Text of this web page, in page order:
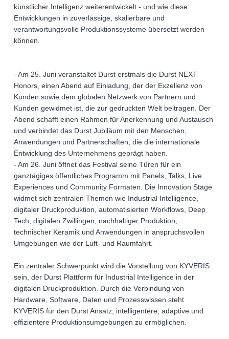
künstlicher Intelligenz weiterentwickelt - und wie diese
Entwicklungen in zuverlässige, skalierbare und
verantwortungsvolle Produktionssysteme übersetzt werden
können.
- Am 25. Juni veranstaltet Durst erstmals die Durst NEXT
Honors, einen Abend auf Einladung, der der Exzellenz von
Kunden sowie dem globalen Netzwerk von Partnern und
Kunden gewidmet ist, die zur gedruckten Welt beitragen. Der
Abend schafft einen Rahmen für Anerkennung und Austausch
und verbindet das Durst Jubiläum mit den Menschen,
Anwendungen und Partnerschaften, die die internationale
Entwicklung des Unternehmens geprägt haben.
- Am 26. Juni öffnet das Festival seine Türen für ein
ganztägiges öffentliches Programm mit Panels, Talks, Live
Experiences und Community Formaten. Die Innovation Stage
widmet sich zentralen Themen wie Industrial Intelligence,
digitaler Druckproduktion, automatisierten Workflows, Deep
Tech, digitalen Zwillingen, nachhaltiger Produktion,
technischer Keramik und Anwendungen in anspruchsvollen
Umgebungen wie der Luft- und Raumfahrt.
Ein zentraler Schwerpunkt wird die Vorstellung von KYVERIS
sein, der Durst Plattform für Industrial Intelligence in der
digitalen Druckproduktion. Durch die Verbindung von
Hardware, Software, Daten und Prozesswissen steht
KYVERIS für den Durst Ansatz, intelligentere, adaptive und
effizientere Produktionsumgebungen zu ermöglichen.